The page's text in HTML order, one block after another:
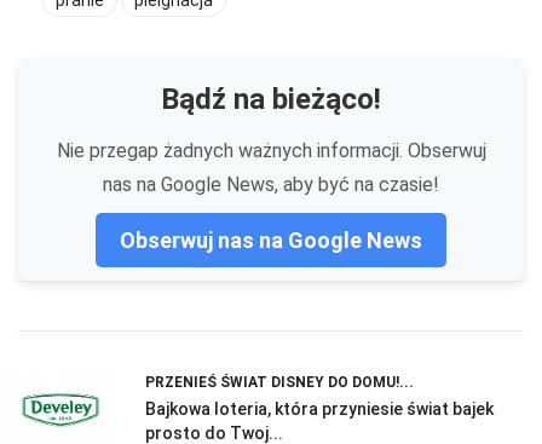
Bądź na bieżąco!
Nie przegap żadnych ważnych informacji. Obserwuj
nas na Google News, aby być na czasie!
Obserwuj nas na Google News
PRZENIEŚ ŚWIAT DISNEY DO DOMU!...
Bajkowa loteria, która przyniesie świat bajek
prosto do Twoj...